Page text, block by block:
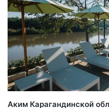
Аким Карагандинской